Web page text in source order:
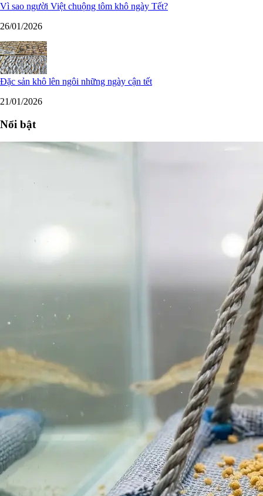
Vì sao người Việt chuộng tôm khô ngày Tết?
26/01/2026
Đặc sản khô lên ngôi những ngày cận tết
21/01/2026
Nổi bật